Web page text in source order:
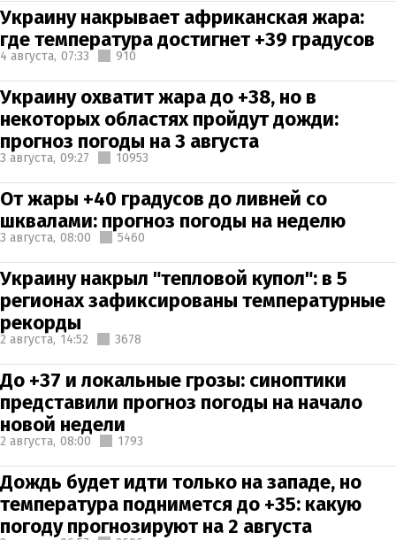
Украину накрывает африканская жара:
где температура достигнет +39 градусов
4 августа, 07:33 910
Украину охватит жара до +38, но в
некоторых областях пройдут дожди:
прогноз погоды на 3 августа
3 августа, 09:27 10953
От жары +40 градусов до ливней со
шквалами: прогноз погоды на неделю
3 августа, 08:00 5460
Украину накрыл "тепловой купол": в 5
регионах зафиксированы температурные
рекорды
2 августа, 14:52 3678
До +37 и локальные грозы: синоптики
представили прогноз погоды на начало
новой недели
2 августа, 08:00 1793
Дождь будет идти только на западе, но
температура поднимется до +35: какую
погоду прогнозируют на 2 августа